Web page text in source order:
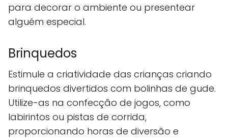
para decorar o ambiente ou presentear
alguém especial.
Brinquedos
Estimule a criatividade das crianças criando
brinquedos divertidos com bolinhas de gude.
Utilize-as na confecção de jogos, como
labirintos ou pistas de corrida,
proporcionando horas de diversão e